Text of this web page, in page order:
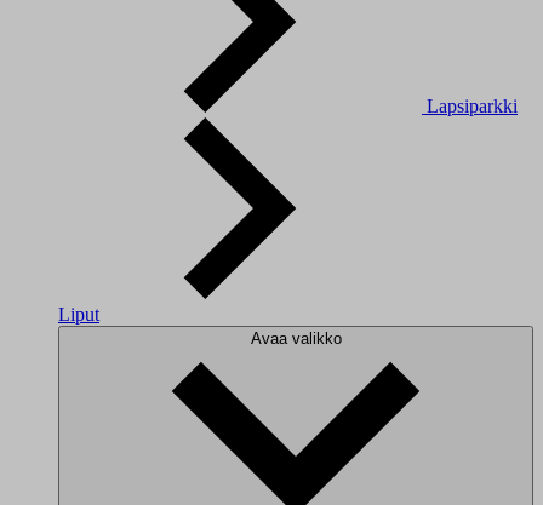
Lapsiparkki
Liput
Avaa valikko